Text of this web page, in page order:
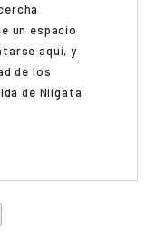
un espacio
aquí, y
de los
de Niigata